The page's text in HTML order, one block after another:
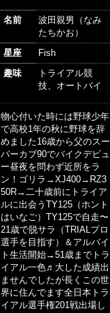
名前
波田親男（なみ
たちかお）
星座
Fish
趣味
トライアル競
技、オートバイ
物心付いた時には野球少年
で高校1年の秋に野球を辞
めました16歳から父のスー
パーカブ90でバイクデビュ
ー昼夜を問わず近所をラ
ン！ゴリラ→XJ400→RZ3
50R→二十歳前にトライア
ルに出会うTY125（ホント
はいなご）TY125で自走〜
21歳で脱サラ（TRIALプロ
選手を目指す）＆アルバイ
ト生活開始→51歳までトラ
イアル一色♬大した成績出
ませんでしたが長くこの世
界に住んでます全日本トラ
イアル選手権201戦出場し